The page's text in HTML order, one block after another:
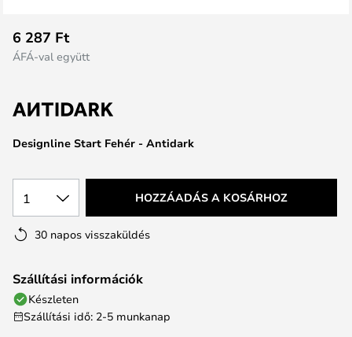
képgaléria
Designline Start Fehér - Antidark
6 287 Ft
ÁFÁ-val együtt
1 HOZZÁADÁS A KOSÁRHOZ
30 napos visszaküldés
Szállítási információk
Készleten
Szállítási idő: 2-5 munkanap